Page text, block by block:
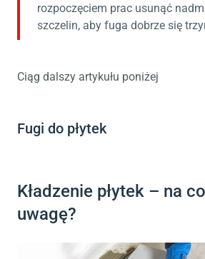
rozpoczęciem prac usunąć
szczelin, aby fuga dobrze się
Ciąg dalszy artykułu poniżej
Fugi do płytek
Kładzenie płytek – na
uwagę?